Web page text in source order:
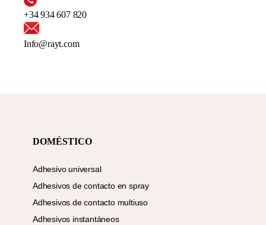
+34 934 607 820
Info@rayt.com
DOMÉSTICO
Adhesivo universal
Adhesivos de contacto en spray
Adhesivos de contacto multiuso
Adhesivos instantáneos